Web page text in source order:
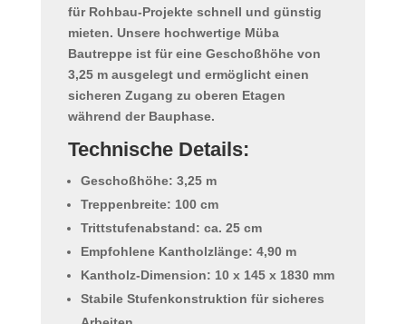
für Rohbau-Projekteschnell und günstig
mieten. Unsere hochwertige Müba
Bautreppeist für eine Geschoßhöhe von
3,25 m ausgelegt und ermöglicht einen
sicheren Zugang zu oberen Etagen
während der Bauphase.
Technische Details:
Geschoßhöhe: 3,25 m
Treppenbreite: 100 cm
Trittstufenabstand: ca. 25 cm
Empfohlene Kantholzlänge: 4,90 m
Kantholz-Dimension: 10 x 145 x 1830 mm
Stabile Stufenkonstruktion für sicheres